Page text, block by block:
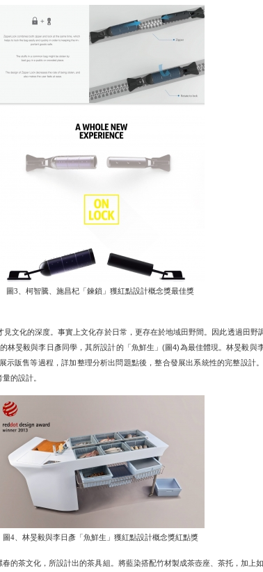
圖3、柯智騰、施昌杞「鍊鎖」獲紅點設計概念獎最佳獎
文化的深度。事實上文化存於日常，更存在於地域田野間。因此透過田
的林旻毅與李日彥同學，其所設計的「魚鮮生」(圖4)為最佳體現。林旻毅與
販售等過程，詳加整理分析出問題點後，整合發展出系統性的完整設計
的設計。
圖4、林旻毅與李日彥「魚鮮生」獲紅點設計概念獎紅點獎
的茶文化，所設計出的茶具組。將藍染搭配竹材製成茶壺座、茶托，加上